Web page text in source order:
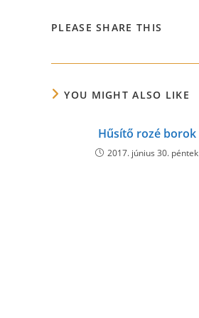
PLEASE SHARE THIS
YOU MIGHT ALSO LIKE
Hűsítő rozé borok
2017. június 30. péntek